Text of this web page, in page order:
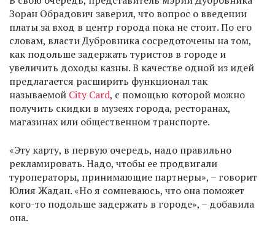
Зоран Обрадович заверил, что вопрос о введении
платы за вход в центр города пока не стоит. По его
словам, власти Дубровника сосредоточены на том,
как подольше задержать туристов в городе и
увеличить доходы казны. В качестве одной из идей
предлагается расширить функционал так
называемой City Card, с помощью которой можно
получить скидки в музеях города, ресторанах,
магазинах или общественном транспорте.
«Эту карту, в первую очередь, надо правильно
рекламировать. Надо, чтобы ее продвигали
туроператоры, принимающие партнеры», – говорит
Юлия Жадан. «Но я сомневаюсь, что она поможет
кого-то подольше задержать в городе», – добавила
она.